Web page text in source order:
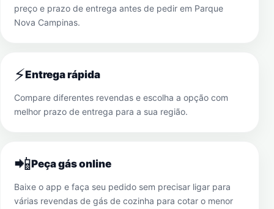
preço e prazo de entrega antes de pedir em Parque
Nova Campinas.
⚡Entrega rápida
Compare diferentes revendas e escolha a opção com
melhor prazo de entrega para a sua região.
📲Peça gás online
Baixe o app e faça seu pedido sem precisar ligar para
várias revendas de gás de cozinha para cotar o menor